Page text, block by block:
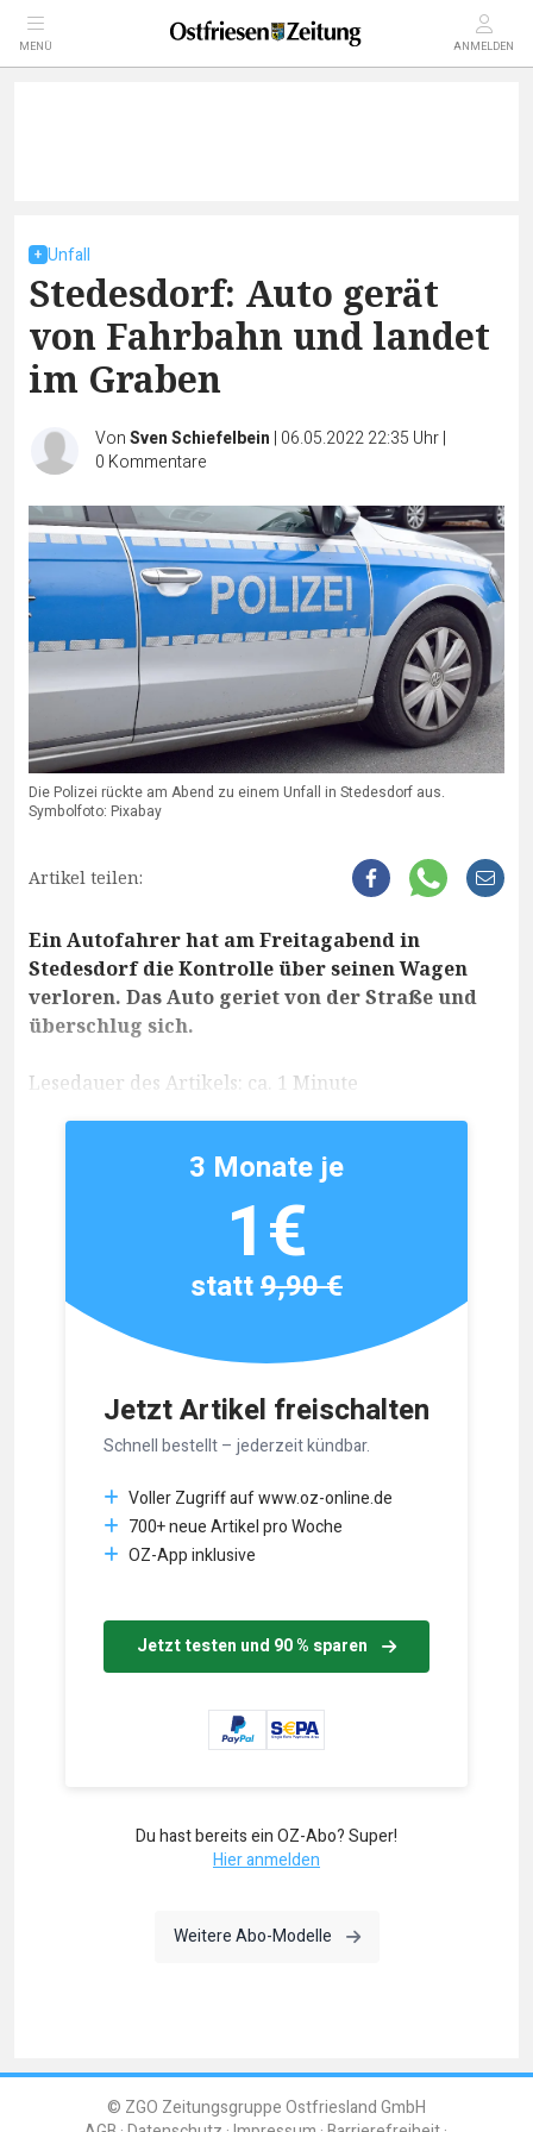
MENÜ ANMELDEN
Unfall
Stedesdorf: Auto gerät
von Fahrbahn und landet
im Graben
VonSven Schiefelbein | 06.05.2022 22:35 Uhr|
0 Kommentare
Die Polizei rückte am Abend zu einem Unfall in Stedesdorf aus.
Symbolfoto: Pixabay
Artikel teilen:
Ein Autofahrer hat am Freitagabend in
Stedesdorf die Kontrolle über seinen Wagen
verloren. Das Auto geriet von der Straße und
überschlug sich.
Lesedauer des Artikels: ca. 1 Minute
Jetzt Artikel freischalten
Schnell bestellt – jederzeit kündbar.
Voller Zugriff auf www.oz-online.de
700+ neue Artikel pro Woche
OZ-App inklusive
Jetzt testen und 90 % sparen
3 Monate je
1€
statt9,90 €
Du hast bereits ein OZ-Abo? Super!
Hier anmelden
Weitere Abo-Modelle
© ZGO Zeitungsgruppe Ostfriesland GmbH